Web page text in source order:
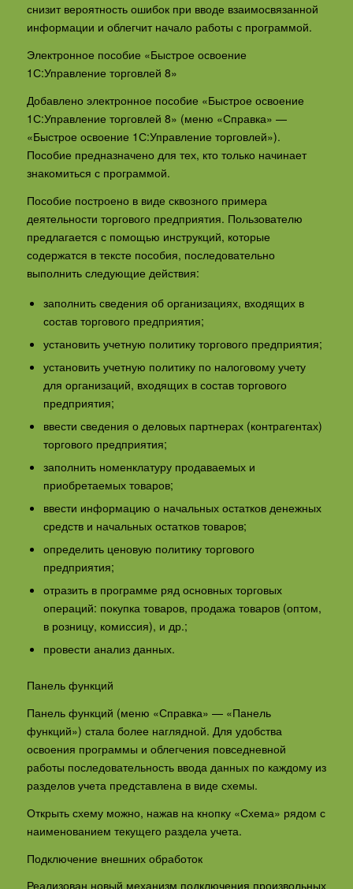
снизит вероятность ошибок при вводе взаимосвязанной
информации и облегчит начало работы с программой.
Электронное пособие «Быстрое освоение
1С:Управление торговлей 8»
Добавлено электронное пособие «Быстрое освоение
1С:Управление торговлей 8» (меню «Справка» —
«Быстрое освоение 1С:Управление торговлей»).
Пособие предназначено для тех, кто только начинает
знакомиться с программой.
Пособие построено в виде сквозного примера
деятельности торгового предприятия. Пользователю
предлагается с помощью инструкций, которые
содержатся в тексте пособия, последовательно
выполнить следующие действия:
заполнить сведения об организациях, входящих в
состав торгового предприятия;
установить учетную политику торгового предприятия;
установить учетную политику по налоговому учету
для организаций, входящих в состав торгового
предприятия;
ввести сведения о деловых партнерах (контрагентах)
торгового предприятия;
заполнить номенклатуру продаваемых и
приобретаемых товаров;
ввести информацию о начальных остатков денежных
средств и начальных остатков товаров;
определить ценовую политику торгового
предприятия;
отразить в программе ряд основных торговых
операций: покупка товаров, продажа товаров (оптом,
в розницу, комиссия), и др.;
провести анализ данных.
Панель функций
Панель функций (меню «Справка» — «Панель
функций») стала более наглядной. Для удобства
освоения программы и облегчения повседневной
работы последовательность ввода данных по каждому из
разделов учета представлена в виде схемы.
Открыть схему можно, нажав на кнопку «Схема» рядом с
наименованием текущего раздела учета.
Подключение внешних обработок
Реализован новый механизм подключения произвольных